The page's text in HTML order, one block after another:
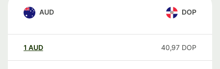
AUD DOP
1 AUD 40,97 DOP